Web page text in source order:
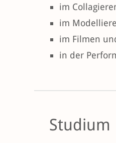
im
im
im Filmen
in der
Studium